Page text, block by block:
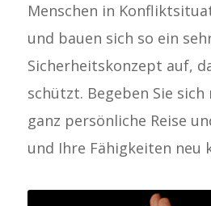
Menschen in
und bauen sich so ein
Sicherheitskonzept auf,
schützt. Begeben Sie
ganz persönliche Reise
und Ihre Fähigkeiten neu